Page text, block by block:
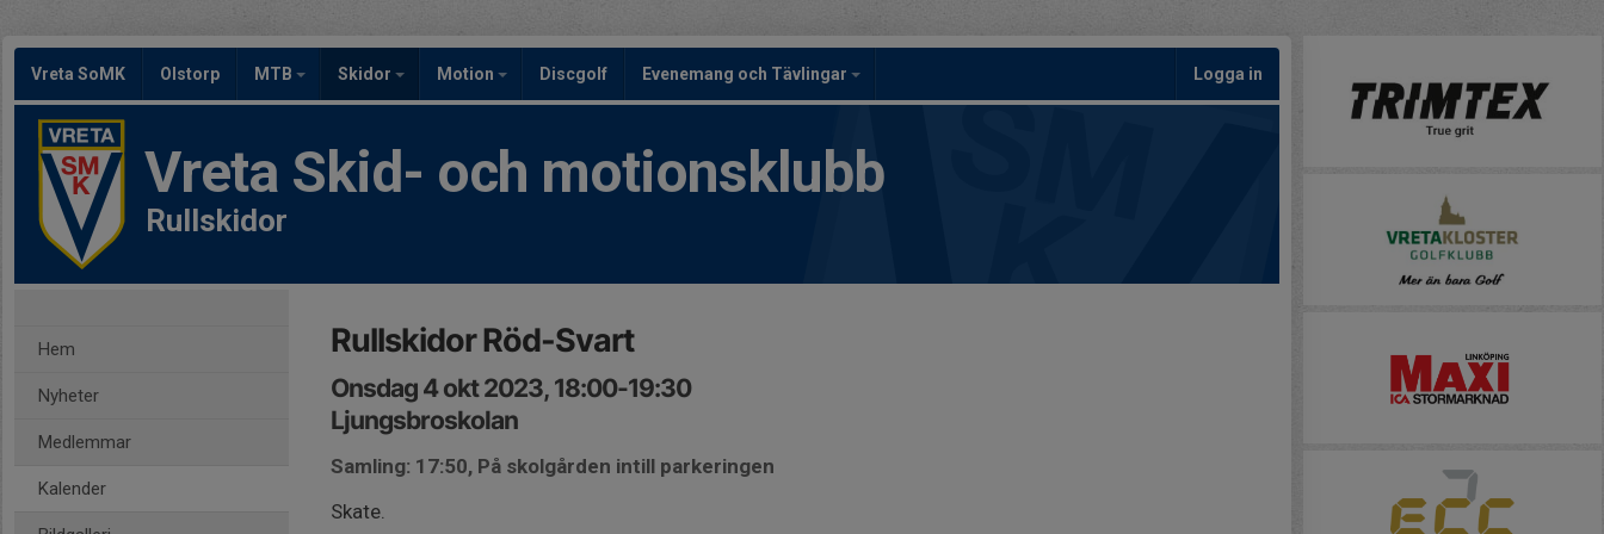
Vreta SoMK Olstorp MTB Skidor Motion Discgolf Evenemang och Tävlingar Logga in
Vreta Skid- och motionsklubb
Rullskidor
Hem
Nyheter
Medlemmar
Kalender
Rullskidor Röd-Svart
Onsdag 4 okt 2023, 18:00-19:30
Ljungsbroskolan
Samling: 17:50, På skolgården intill parkeringen
Skate.